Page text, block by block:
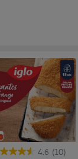
4.6 (10)